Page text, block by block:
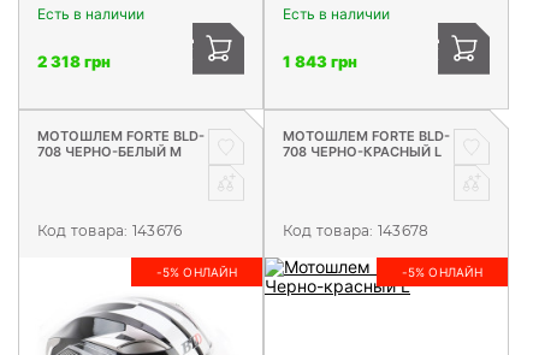
Есть в наличии
2 318 грн
Есть в наличии
1 843 грн
МОТОШЛЕМ FORTE BLD-
708 ЧЕРНО-БЕЛЫЙ M
Код товара: 143676
-5% ОНЛАЙН
МОТОШЛЕМ FORTE BLD-
708 ЧЕРНО-КРАСНЫЙ L
Код товара: 143678
-5% ОНЛАЙН